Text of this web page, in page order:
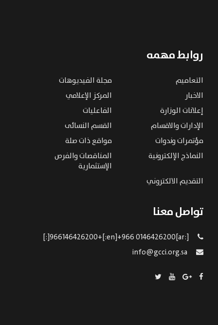
روابط مهمه
التعاميم
مجلة الفيديوهات
الاخبار
المركز الإعلامي
إعلانات الوزارة
الفاعليات
الإدارات والاقسام
القسم النسائى
مؤتمرات وندوات
مواقع ذات صلة
النماذج الإلكترونية
المناقصات والفرص
الإستثمارية
التقديم الالكتروني
تواصل معنا
[:ar]966146426200+[:en]+966 0146426200[:]